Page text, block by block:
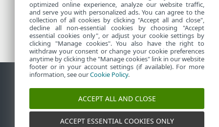
Pomoc techniczna — wiadomości
Porady dla klientów
Zgłoś podatność
Polityka dotycząca plików cookie
©1992-2026ESET, spol. s r.o. - Wszelkie prawa
optimized online experience, analyze our website traffic,
and serve you with personalized ads. You can agree to the
collection of all cookies by clicking "Accept all and close",
decline all non-essential cookies by choosing "Accept
essential cookies only", or adjust your cookie settings by
clicking "Manage cookies". You also have the right to
withdraw your consent or change your cookie preferences
anytime by clicking the "Manage cookies" link in our website
footer or in your account settings (if available). For more
information, see ourCookie Policy.
ACCEPT ALL AND CLOSE
ACCEPT ESSENTIAL COOKIES ONLY